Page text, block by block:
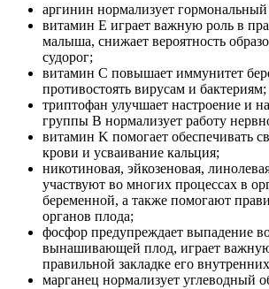
аргинин нормализует
витамин E играет важную роль в
малыша, снижает вероятность
судорог;
витамин C повышает иммунитет
противостоять вирусам и бактериям;
триптофан улучшает настроение и
группы B нормализует работу
витамин K помогает обеспечивать
крови и усваивание кальция;
никотиновая, эйкозеновая,
участвуют во многих процессах в
беременной, а также помогают
органов плода;
фосфор предупреждает выпадение
вынашивающей плод, играет
правильной закладке его
марганец нормализует углеводный